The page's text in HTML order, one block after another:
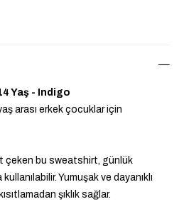
Yaş - Indigo
arası erkek çocuklar için
çeken bu sweatshirt, günlük
Yumuşak ve dayanıklı
şıklık sağlar.